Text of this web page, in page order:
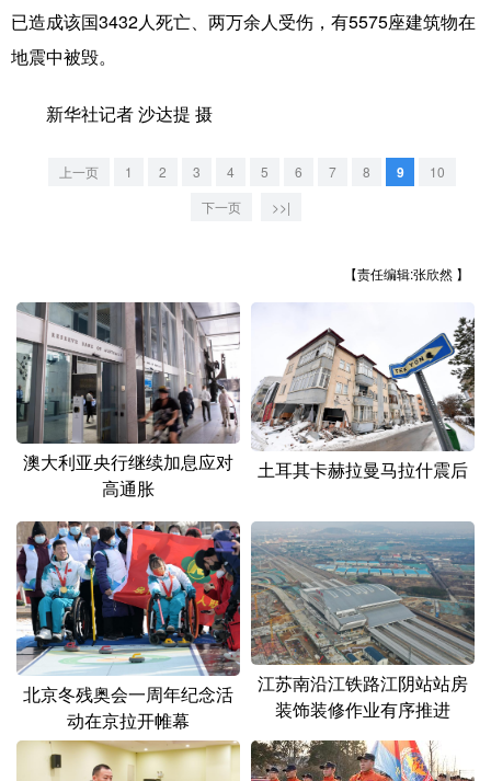
文化产业
地方频道
湖南
广东 广西 海南
四川 贵州 云南 西藏
陕西 甘肃 青海 宁夏
新疆 内蒙古 黑龙江
多语种频道
English Español Français عربى
Русский язык 日本語 한국어
Deutsch Português
已造成该国3432人死亡、两万余人受伤，有5575座建筑物在
地震中被毁。
新华社记者 沙达提 摄
上一页 1 2 3 4 5 6 7 8 9
10
下一页
>>|
【责任编辑:张欣然 】
澳大利亚央行继续加息应对
高通胀
土耳其卡赫拉曼马拉什震后
北京冬残奥会一周年纪念活
动在京拉开帷幕
江苏南沿江铁路江阴站站房
装饰装修作业有序推进